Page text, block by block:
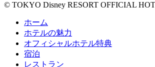
© TOKYO Disney RESORT OFFICIAL
ホーム
ホテルの魅力
オフィシャルホテル特典
宿泊
レストラン